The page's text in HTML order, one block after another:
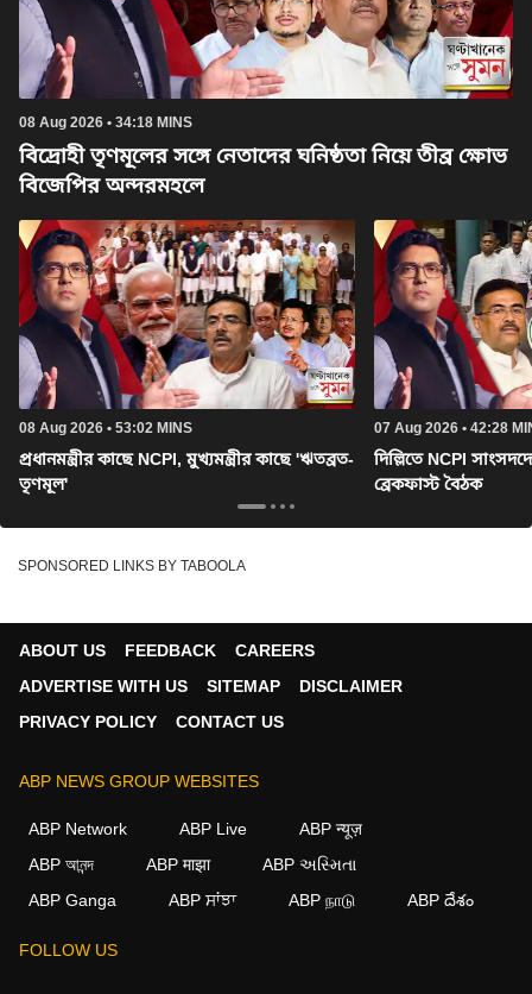
08 Aug 2026 • 34:18 MINS
বিদ্রোহী তৃণমূলের সঙ্গে নেতাদের ঘনিষ্ঠতা নিয়ে তীব্র ক্ষোভ
বিজেপির অন্দরমহলে
08 Aug 2026 • 53:02 MINS
প্রধানমন্ত্রীর কাছে NCPI, মুখ্যমন্ত্রীর কাছে 'ঋতব্রত-
তৃণমূল'
07 Aug 2026 • 42:28
দিল্লিতে NCPI
ব্রেকফাস্ট বৈঠক
SPONSORED LINKS BY TABOOLA
ABOUT US FEEDBACK
CAREERS
ADVERTISE WITH US
SITEMAP
DISCLAIMER
PRIVACY POLICY
CONTACT US
ABP NEWS GROUP WEBSITES
ABP Network ABP Live
ABP न्यूज़
ABP আনন্দ
ABP माझा
ABP અસ્મિતા
ABP Ganga
ABP ਸਾਂਝਾ ABP நாடு ABP దేశం
FOLLOW US